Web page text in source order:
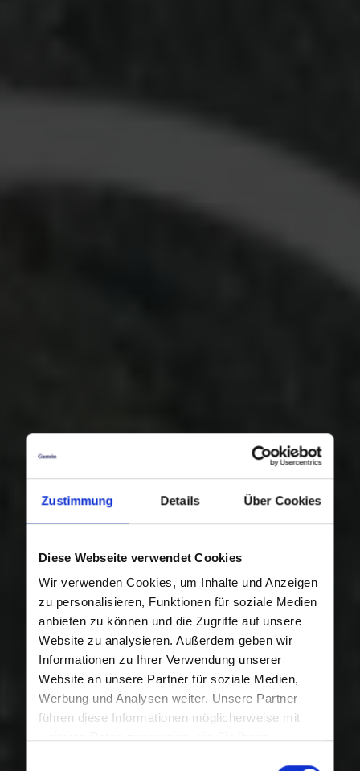
Zustimmung Details Über Cookies
Diese Webseite verwendet Cookies
Wir verwenden Cookies, um Inhalte und Anzeigen
zu personalisieren, Funktionen für soziale Medien
anbieten zu können und die Zugriffe auf unsere
Website zu analysieren. Außerdem geben wir
Informationen zu Ihrer Verwendung unserer
Website an unsere Partner für soziale Medien,
Werbung und Analysen weiter. Unsere Partner
führen diese Informationen möglicherweise mit